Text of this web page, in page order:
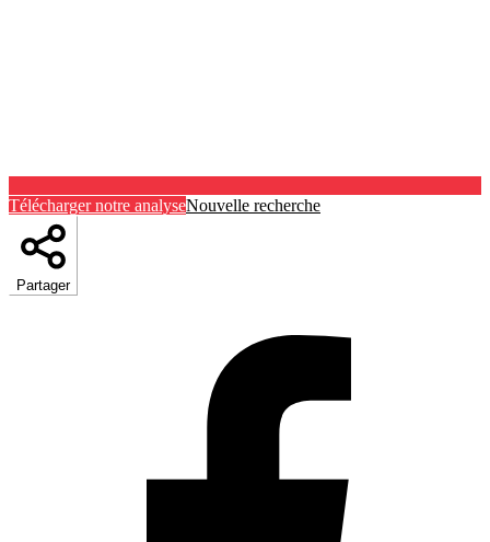
Télécharger notre analyseNouvelle recherche
Partager